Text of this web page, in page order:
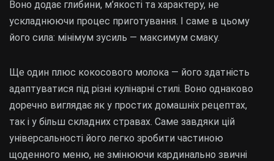
Воно додає глибини, м’якості та характеру, не
ускладнюючи процес приготування. І саме в цьому
його сила: мінімум зусиль — максимум смаку.
Ще один плюс кокосового молока — його здатність
адаптуватися під різні кулінарні стилі. Воно однаково
доречно виглядає як у простих домашніх рецептах,
так і у більш складних стравах. Саме завдяки цій
універсальності його легко зробити частиною
щоденного меню, не змінюючи кардинально звичні